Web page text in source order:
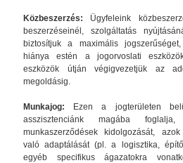
Közbeszerzés: Ügyfeleink
beszerzéseinél, szolgáltatás
biztosítjuk a maximális
hiánya estén a jogorvoslati
eszközök útján végigvezetjük az
megoldásig.
Munkajog: Ezen a jogterületen
asszisztenciánk magába
munkaszerződések kidolgozását,
való adaptálását (pl. a logisztika,
egyéb specifikus ágazatokra